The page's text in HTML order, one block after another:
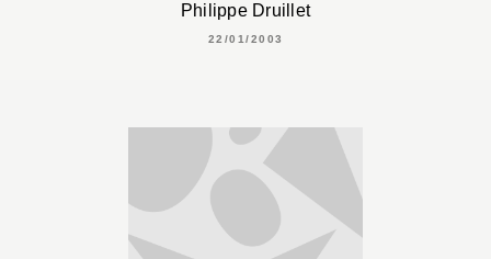
Philippe Druillet
22/01/2003